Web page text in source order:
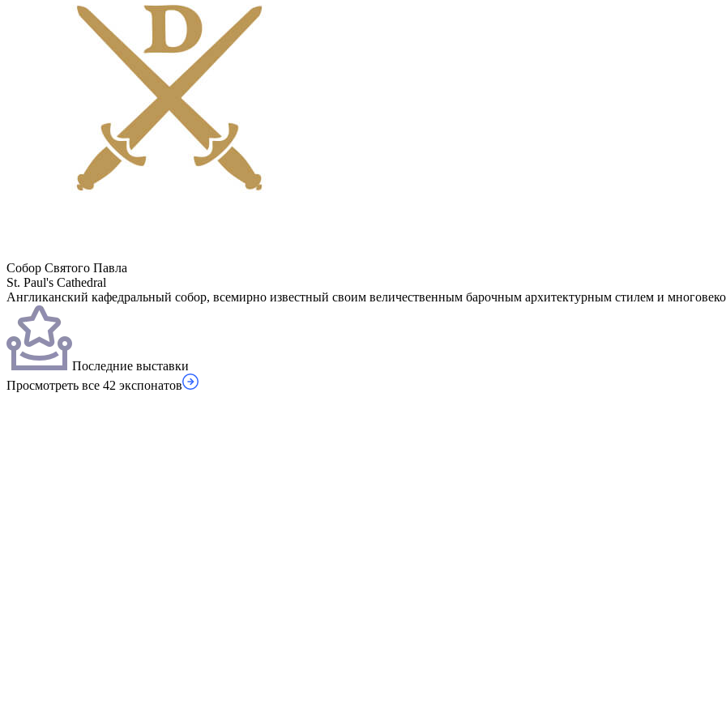
Собор Святого Павла
St. Paul's Cathedral
Англиканский кафедральный собор, всемирно известный своим величественным барочным архитектурным стилем и
Последние выставки
Просмотреть все 42 экспонатов